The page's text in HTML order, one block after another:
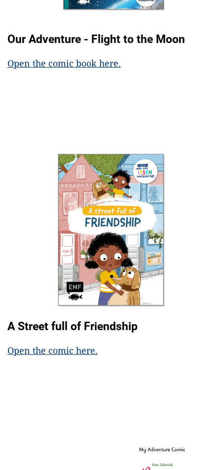
Our Adventure - Flight to the Moon
Open the comic book here.
A Street full of Friendship
Open the comic here.